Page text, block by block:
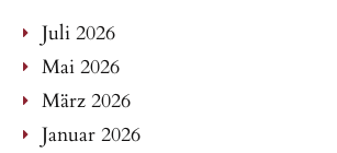
Juli 2026
Mai 2026
März 2026
Januar 2026